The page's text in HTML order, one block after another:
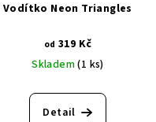
Vodítko Neon Triangles
od 319 Kč
Skladem(1 ks)
Detail